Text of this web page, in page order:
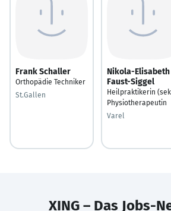
Frank Schaller
Orthopädie Techniker
St.Gallen
Nikola-Elisabeth
Faust-Siggel
Heilpraktikerin
Physiotherapeutin
Varel
XING – Das Jobs-